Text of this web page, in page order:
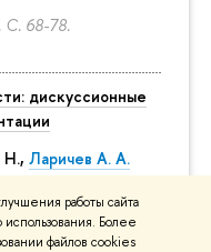
работы сайта
Более
файлов cookies
С. 68-78.
дискуссионные
Н., Ларичев А. А.
3.С. 49-62.